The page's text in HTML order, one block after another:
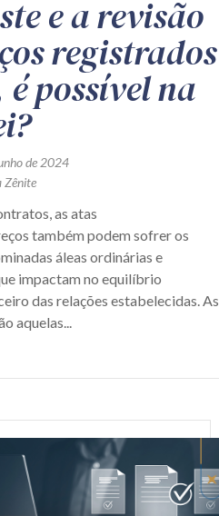
e a revisão
registrados
possível na
de 2024
Zênite
as atas
também podem sofrer os
áleas ordinárias e
impactam no equilíbrio
das relações estabelecidas. As
aquelas...